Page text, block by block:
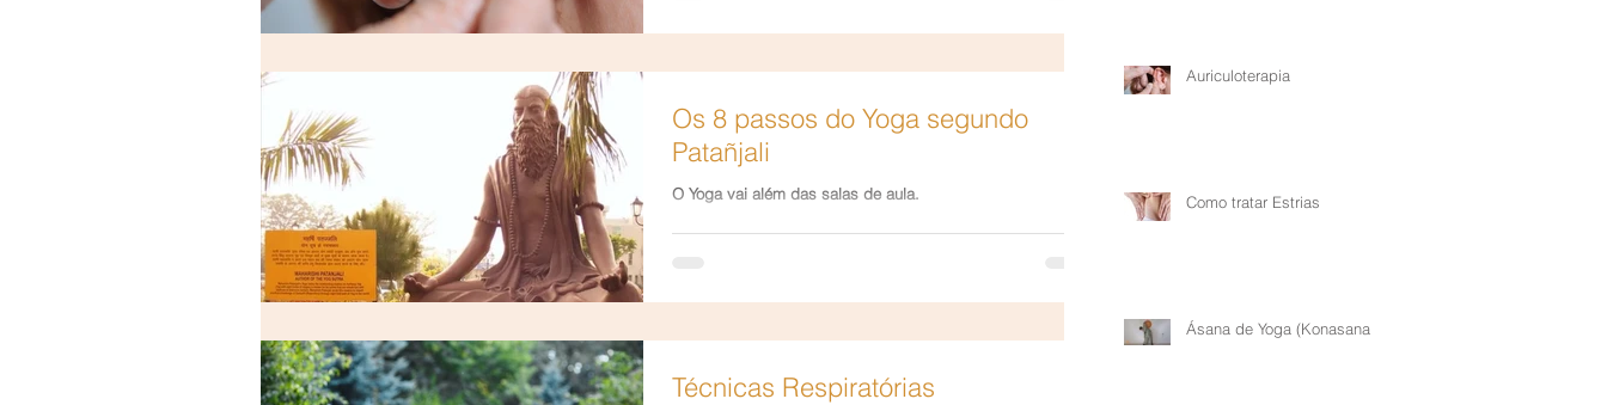
Os 8 passos do Yoga segundo
Patañjali
O Yoga vai além das salas de aula.
Técnicas Respiratórias
Auriculoterapia
Como tratar Estrias
Ásana de Yoga (Konasana 1)